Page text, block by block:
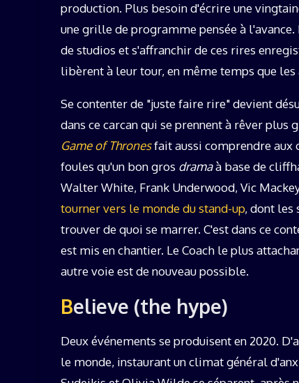
production. Plus besoin d'écrire une
une grille de programme pensée à
de studios et s'affranchir de ces rires
libèrent à leur tour, en même temps que
Se contenter de "juste faire rire" devient
dans ce carcan qui se prennent à rêver plus
Game of Thronesfait aussi comprendre aux
foules qu'un bon gros dramaà base de
Walter White, Frank Underwood, Vic
tourner vers le monde du stand-up, dont les
trouver de quoi se marrer. C'est dans ce
est mis en chantier. Le Coach le plus
autre voie est de nouveau possible.
Believe (the hype)
Deux événements se produisent en 2020.
le monde, instaurant un climat général